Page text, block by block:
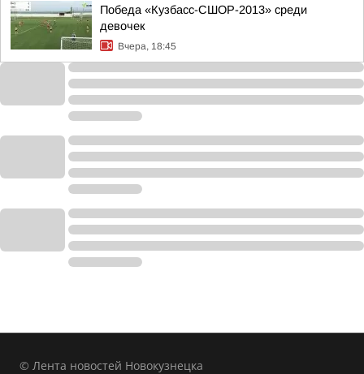
Победа «Кузбасс-СШОР-2013» среди
девочек
Вчера, 18:45
© Лента новостей Новокузнецка